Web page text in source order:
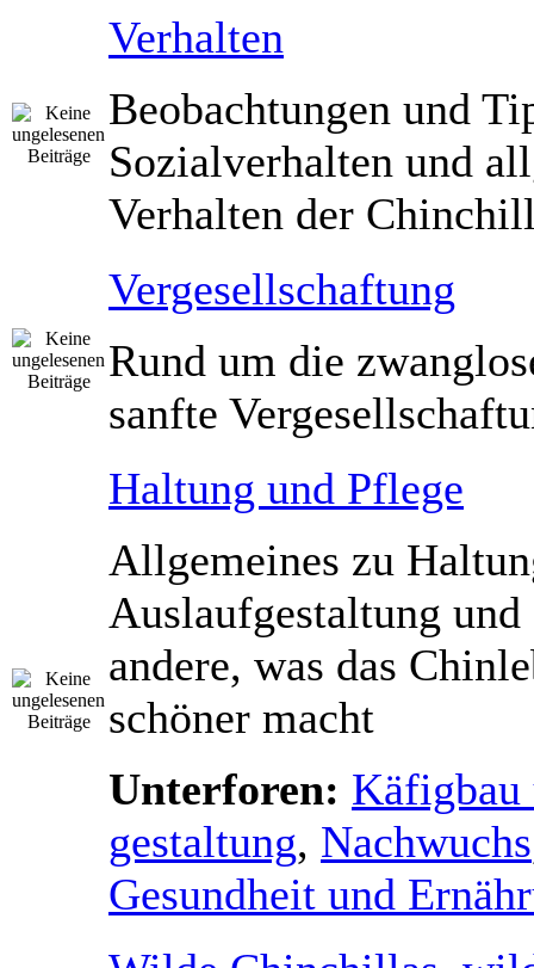
Verhalten
Beobachtungen und
Sozialverhalten und
Verhalten der
Vergesellschaftung
Rund um die
sanfte
Haltung und Pflege
Allgemeines zu
Auslaufgestaltung und
andere, was das
schöner macht
Unterforen: Käfigbau
gestaltung, Nachwuchs
Gesundheit und